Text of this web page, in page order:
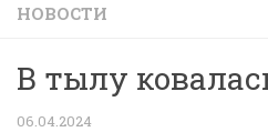
НОВОСТИ
В тылу
06.04.2024